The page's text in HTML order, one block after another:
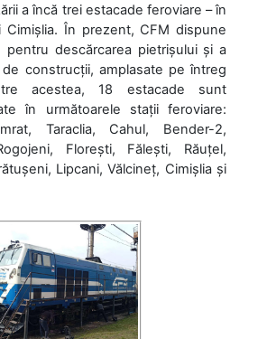
a încă trei estacade feroviare – în
Cimișlia. În prezent, CFM dispune
descărcarea pietrișului și a
construcții, amplasate pe întreg
acestea, 18 estacade sunt
în următoarele stații feroviare:
Taraclia, Cahul, Bender-2,
Florești, Fălești, Răuțel,
Lipcani, Vălcineț, Cimișlia și